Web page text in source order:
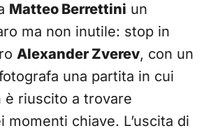
Matteo Berrettini un
ma non inutile: stop in
Alexander Zverev, con un
una partita in cui
è riuscito a trovare
momenti chiave. L’uscita di